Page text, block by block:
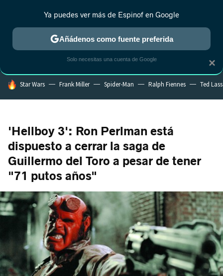
ESTRENOS REALITY ANIME RANKINGS CINE
HOY SE HABLA DE
Star Wars Frank Miller Spider-Man Ralph Fiennes Ted
'Hellboy 3': Ron Perlman está
dispuesto a cerrar la saga de
Guillermo del Toro a pesar de tener
"71 putos años"
×
Ya puedes ver más de Espinof en Google
Añádenos como fuente preferida
Solo necesitas una cuenta de Google